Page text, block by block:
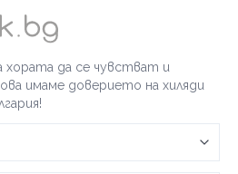
БАРФ меню Пилешко,
1 кг
/ 13,30 лв.
хората да се чувстват и
имаме доверието на хиляди